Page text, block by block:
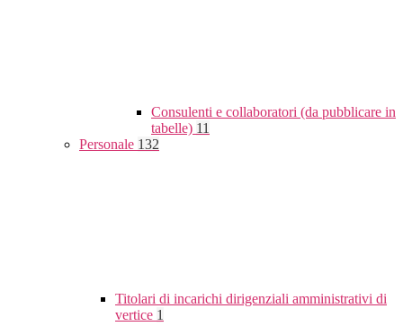
Consulenti e collaboratori (da pubblicare in
tabelle) 11
Personale 132
Titolari di incarichi dirigenziali amministrativi di
vertice 1